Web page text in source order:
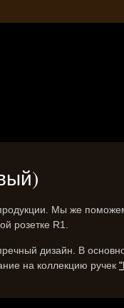
Мы же
розетке R1.
дизайн. В
на коллекцию ручек